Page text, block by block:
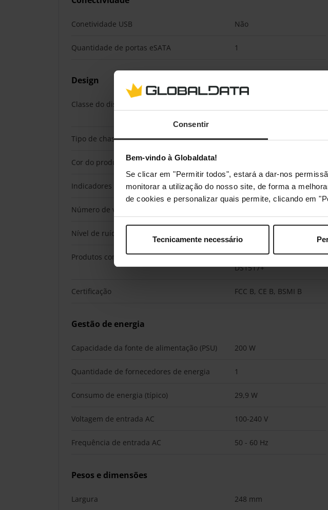
Consentir
Bem-vindo à Globaldata!
Se clicar em "Permitir todos", estará a dar-nos
monitorar a utilização do nosso site, de forma a
de cookies e personalizar quais permite, clicando em
Tecnicamente necessário
Conetividade USB Não
Quantidade de portas eSATA 1
Design
Classe do dispositivo
Tipo de chassis PC
Cor do produto
Indicadores LED Alarme, Pó, Status
Número de ventoínhas
Nível de ruído
Produtos compatíveis
Synology DS1817+,
DS1517+
Certificação FCC B, CE B, BSMI B
Gestão de energia
Capacidade da fonte de alimentação (PSU) 200 W
Quantidade de fornecedores de energia 1
Consumo de energia (típico) 29,9 W
Voltagem de entrada AC 100-240 V
Frequência de entrada AC 50 - 60 Hz
Pesos e dimensões
Largura 248 mm